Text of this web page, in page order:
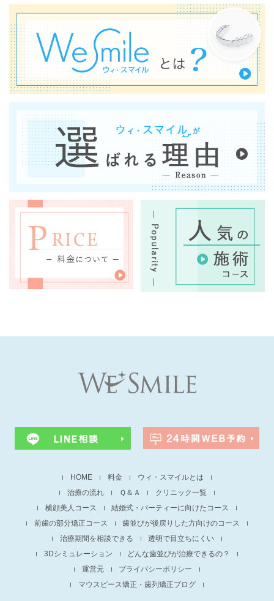
HOME 料金
ウィ・スマイルとは
治療の流れ
Ｑ＆Ａ
クリニック一覧
横顔美人コース
結婚式・パーティーに向けたコース
前歯の部分矯正コース
歯並びが後戻りした方向けのコース
治療期間を相談できる
透明で目立ちにくい
3Dシミュレーション
どんな歯並びが治療できるの？
運営元
プライバシーポリシー
マウスピース矯正・歯列矯正ブログ